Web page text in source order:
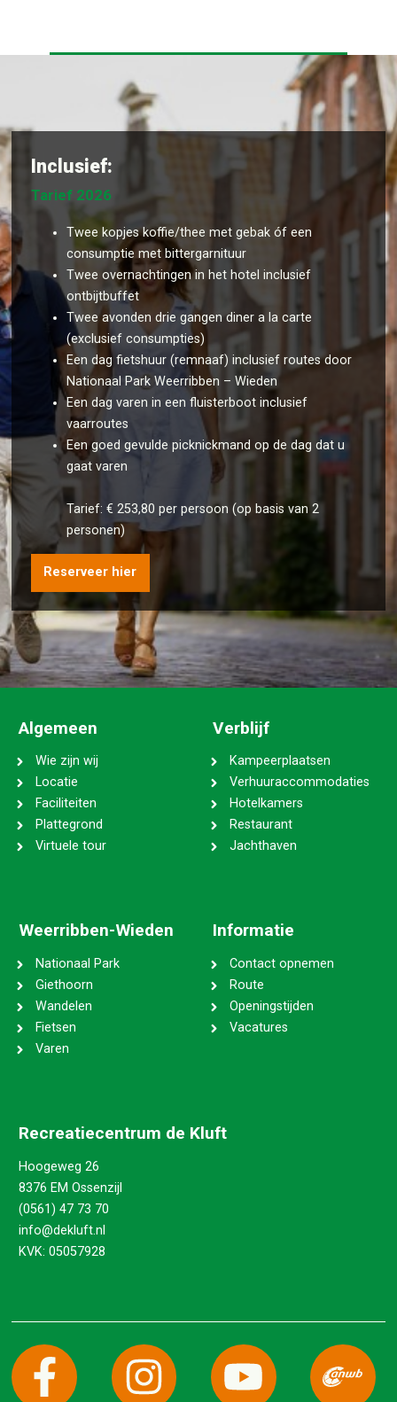
Inclusief:
Tarief 2026
Twee kopjes koffie/thee met gebak óf een
consumptie met bittergarnituur
Twee overnachtingen in het hotel inclusief
ontbijtbuffet
Twee avonden drie gangen diner a la carte
(exclusief consumpties)
Een dag fietshuur (remnaaf) inclusief routes door
Nationaal Park Weerribben – Wieden
Een dag varen in een fluisterboot inclusief
vaarroutes
Een goed gevulde picknickmand op de dag dat u
gaat varen
Tarief: € 253,80 per persoon (op basis van 2
personen)
Reserveer hier
Algemeen
Wie zijn wij
Locatie
Faciliteiten
Plattegrond
Virtuele tour
Verblijf
Kampeerplaatsen
Verhuuraccommodaties
Hotelkamers
Restaurant
Jachthaven
Weerribben-Wieden
Nationaal Park
Giethoorn
Wandelen
Fietsen
Varen
Informatie
Contact opnemen
Route
Openingstijden
Vacatures
Recreatiecentrum de Kluft
Hoogeweg 26
8376 EM Ossenzijl
(0561) 47 73 70
info@dekluft.nl
KVK: 05057928